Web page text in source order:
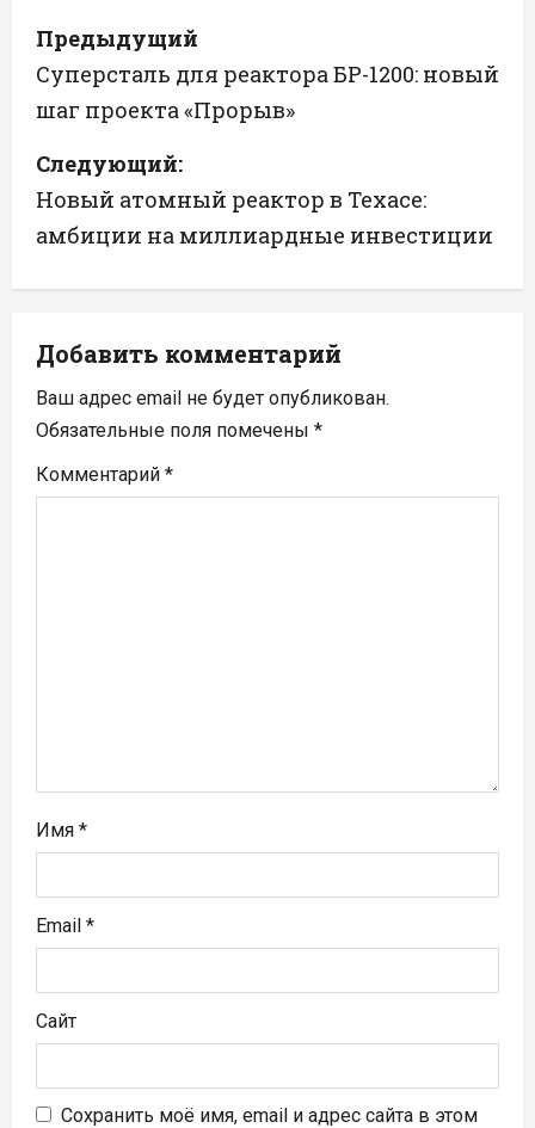
Н
а
в
и
г
а
и
я
п
я
Предыдущий
Суперсталь для реактора БР-1200: новый
шаг проекта «Прорыв»
Следующий:
Новый атомный реактор в Техасе:
амбиции на миллиардные инвестиции
Добавить комментарий
Ваш адрес email не будет опубликован.
Обязательные поля помечены *
Комментарий *
Имя *
Email *
Сайт
Сохранить моё имя, email и адрес сайта в этом